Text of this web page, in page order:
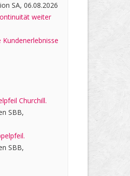
SA, 06.08.2026
weiter
Churchill.
SBB,
SBB,